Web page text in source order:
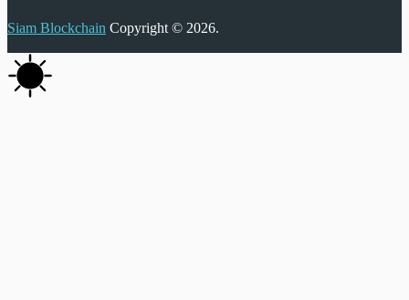
Siam Blockchain Copyright © 2026.